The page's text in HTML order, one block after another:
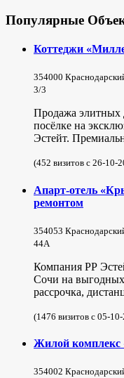
Популярные
Коттеджи
354000
3/3
Продажа элитных
посёлке на
Эстейт.
(452 визитов с 26-10-
Апарт-отель
ремонтом
354053
44А
Компания РР
Сочи на
рассрочка,
(1476 визитов с 05-
Жилой комплекс
354002